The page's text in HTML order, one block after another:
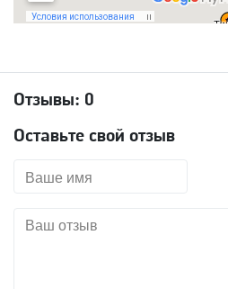
Отзывы: 0
Оставьте свой отзыв